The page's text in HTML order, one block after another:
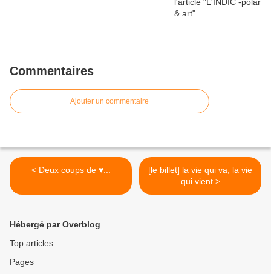
Commentaires
Ajouter un commentaire
< Deux coups de ♥...
[le billet] la vie qui va, la vie
qui vient >
Hébergé par Overblog
Top articles
Pages